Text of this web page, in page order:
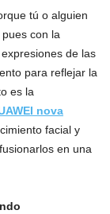
tú o alguien
con la
de las
para reflejar la
es la
nova
facial y
en una